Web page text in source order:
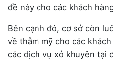
đề này cho các khách
Bên cạnh đó, cơ sở còn
về thẫm mỹ cho các
các dịch vụ xỏ khuyên tại